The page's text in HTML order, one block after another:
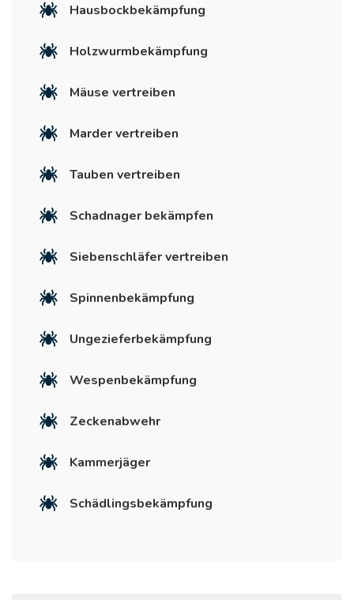
Hausbockbekämpfung
Holzwurmbekämpfung
Mäuse vertreiben
Marder vertreiben
Tauben vertreiben
Schadnager bekämpfen
Siebenschläfer vertreiben
Spinnenbekämpfung
Ungezieferbekämpfung
Wespenbekämpfung
Zeckenabwehr
Kammerjäger
Schädlingsbekämpfung